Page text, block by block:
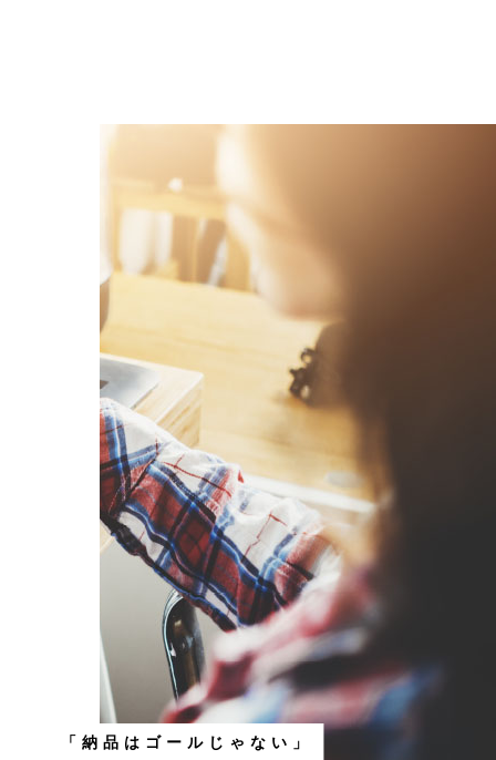
「納品はゴールじゃない」